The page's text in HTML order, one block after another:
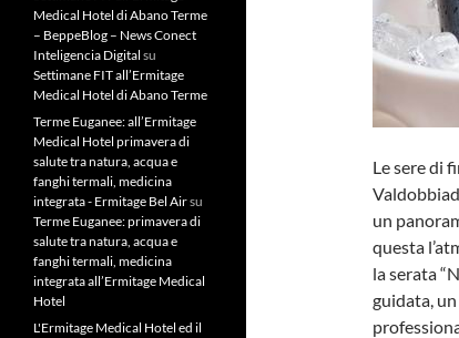
Le sere di
un
questa
la serata
guidata,
Medical Hotel di Abano Terme
– BeppeBlog – News Conect
Inteligencia Digital su
Settimane FIT all’Ermitage
Medical Hotel di Abano Terme
Terme Euganee: all’Ermitage
Medical Hotel primavera di
salute tra natura, acqua e
fanghi termali, medicina
integrata - Ermitage Bel Airsu
Terme Euganee: primavera di
salute tra natura, acqua e
fanghi termali, medicina
integrata all’Ermitage Medical
Hotel
L'Ermitage Medical Hotel ed il